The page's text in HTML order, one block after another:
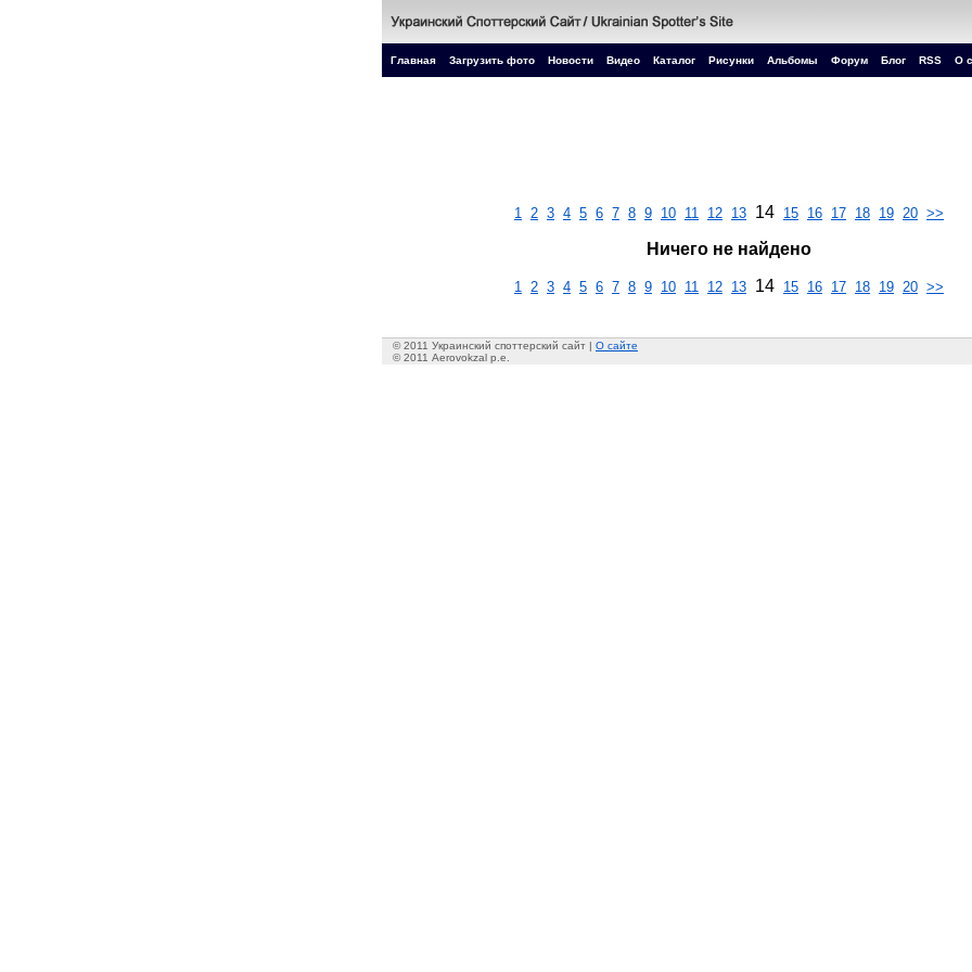
Главная Загрузить фото Новости Видео Каталог Рисунки Альбомы Форум Блог RSS О
1 2 3 4 5 6 7 8 9 10 11 12 13 14 15 16 17 18 19 20 >>
Ничего не найдено
1 2 3 4 5 6 7 8 9 10 11 12 13 14 15 16 17 18 19 20 >>
© 2011 Украинский споттерский сайт | О сайте
© 2011 Aerovokzal p.e.